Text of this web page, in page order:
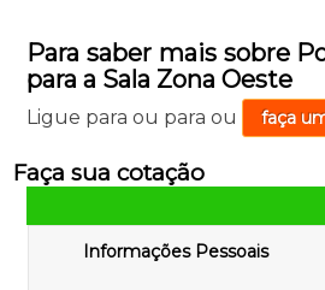
Para saber mais sobre
para a Sala Zona Oeste
Ligue para ou para ou faça
Faça sua cotação
Informações Pessoais